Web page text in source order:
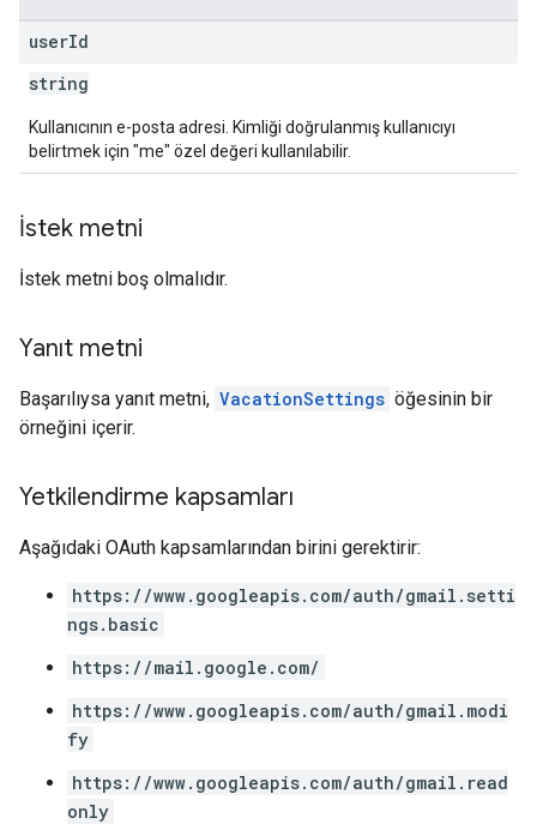
userId
string
Kullanıcının e-posta adresi. Kimliği doğrulanmış kullanıcıyı
belirtmek için "me" özel değeri kullanılabilir.
İstek metni
İstek metni boş olmalıdır.
Yanıt metni
Başarılıysa yanıt metni, VacationSettings öğesinin bir
örneğini içerir.
Yetkilendirme kapsamları
Aşağıdaki OAuth kapsamlarından birini gerektirir:
https://www.googleapis.com/auth/gmail.setti
ngs.basic
https://mail.google.com/
https://www.googleapis.com/auth/gmail.modi
fy
https://www.googleapis.com/auth/gmail.read
only